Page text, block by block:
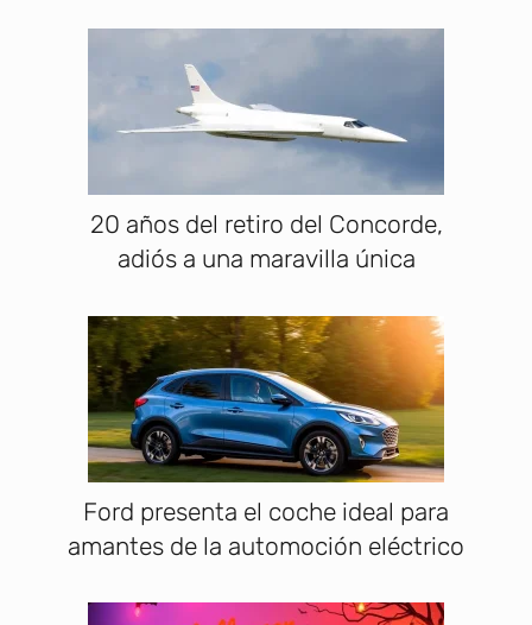
20 años del retiro del Concorde,
adiós a una maravilla única
Ford presenta el coche ideal para
amantes de la automoción eléctrico